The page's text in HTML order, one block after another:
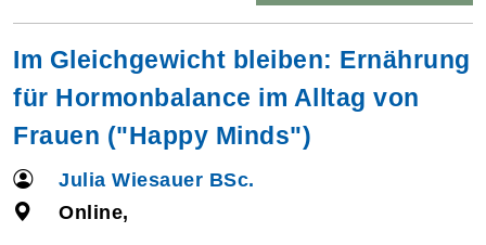
Im Gleichgewicht bleiben: Ernährung
für Hormonbalance im Alltag von
Frauen ("Happy Minds")
Julia Wiesauer BSc.
Online,